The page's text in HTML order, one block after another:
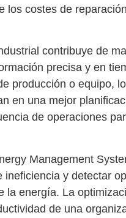
los costes de
contribuye de
precisa y en
producción o equipo,
en una mejor
de operaciones
Management
y detectar
la energía. La
de una